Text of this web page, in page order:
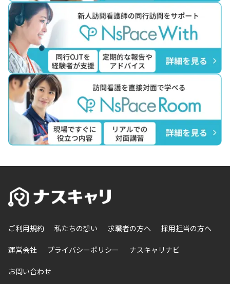
ご利用規約 私たちの想い 求職者の方へ 採用担当の方へ
運営会社 プライバシーポリシー ナスキャリナビ
お問い合わせ